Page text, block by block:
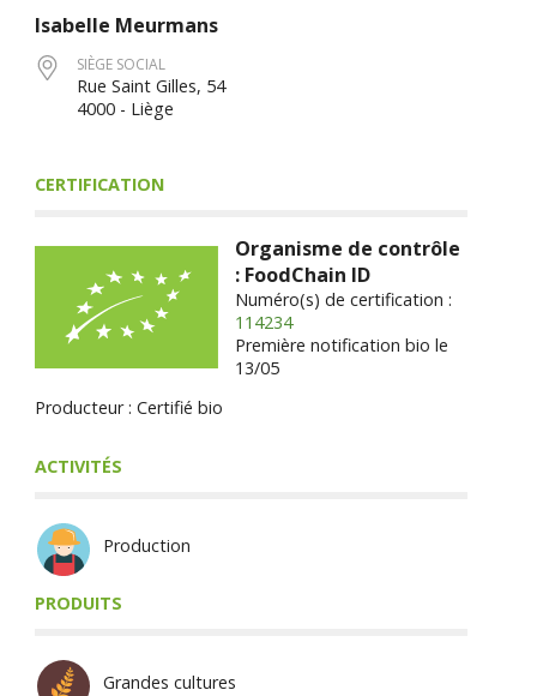
Isabelle Meurmans
SIÈGE SOCIAL
Rue Saint Gilles, 54
4000 - Liège
CERTIFICATION
Organisme de contrôle
: FoodChain ID
Numéro(s) de certification :
114234
Première notification bio le
13/05
Producteur : Certifié bio
ACTIVITÉS
Production
PRODUITS
Grandes cultures